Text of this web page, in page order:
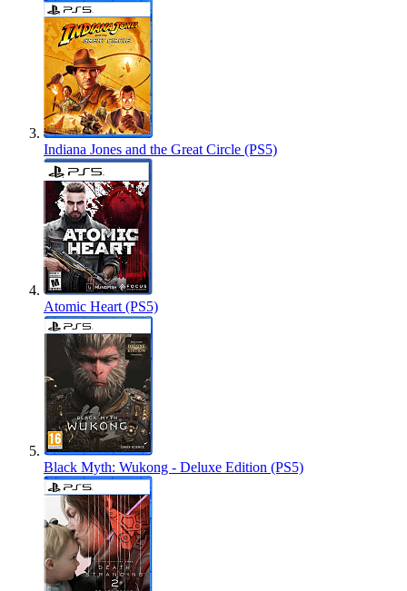
Indiana Jones and the Great Circle (PS5)
Atomic Heart (PS5)
Black Myth: Wukong - Deluxe Edition (PS5)